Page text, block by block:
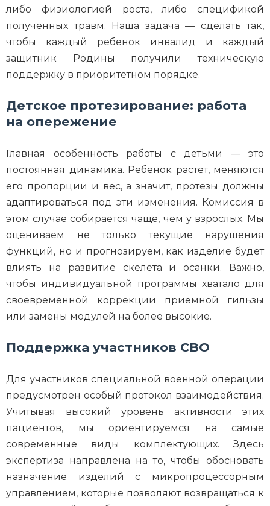
либо физиологией роста, либо спецификой
полученных травм. Наша задача — сделать так,
чтобы каждый ребенок инвалид и каждый
защитник Родины получили техническую
поддержку в приоритетном порядке.
Детское протезирование: работа
на опережение
Главная особенность работы с детьми — это
постоянная динамика. Ребенок растет, меняются
его пропорции и вес, а значит, протезы должны
адаптироваться под эти изменения. Комиссия в
этом случае собирается чаще, чем у взрослых. Мы
оцениваем не только текущие нарушения
функций, но и прогнозируем, как изделие будет
влиять на развитие скелета и осанки. Важно,
чтобы индивидуальной программы хватало для
своевременной коррекции приемной гильзы
или замены модулей на более высокие.
Поддержка участников СВО
Для участников специальной военной операции
предусмотрен особый протокол взаимодействия.
Учитывая высокий уровень активности этих
пациентов, мы ориентируемся на самые
современные виды комплектующих. Здесь
экспертиза направлена на то, чтобы обосновать
назначение изделий с микропроцессорным
управлением, которые позволяют возвращаться к